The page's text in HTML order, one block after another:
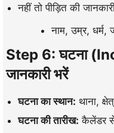
नहीं तो पीड़ित की
नाम, उम्र, धर्म,
Step 6: घटना
जानकारी भरें
घटना का स्थान: थाना,
घटना की तारीख: कैलेंडर